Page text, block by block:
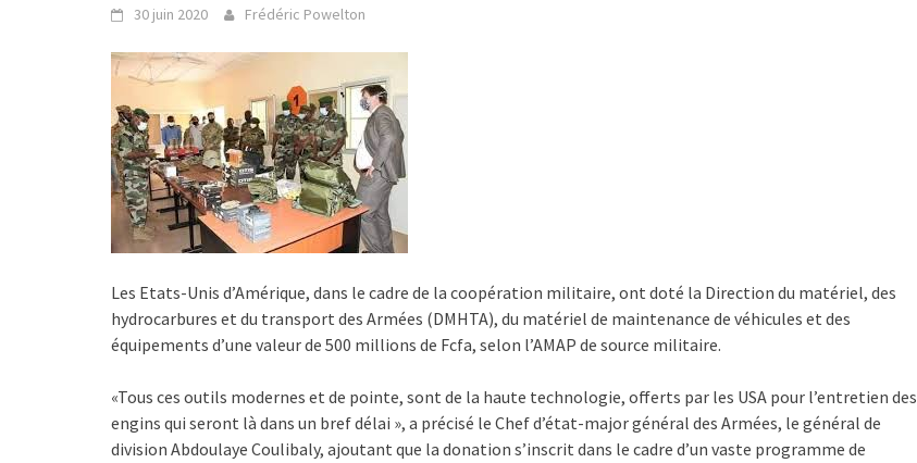
30 juin 2020 Frédéric Powelton
Les Etats-Unis d’Amérique, dans le cadre de la coopération militaire, ont doté la Direction du matériel, des
hydrocarbures et du transport des Armées (DMHTA), du matériel de maintenance de véhicules et des
équipements d’une valeur de 500 millions de Fcfa, selon l’AMAP de source militaire.
«Tous ces outils modernes et de pointe, sont de la haute technologie, offerts par les USA pour l’entretien des
engins qui seront là dans un bref délai », a précisé le Chef d’état-major général des Armées, le général de
division Abdoulaye Coulibaly, ajoutant que la donation s’inscrit dans le cadre d’un vaste programme de